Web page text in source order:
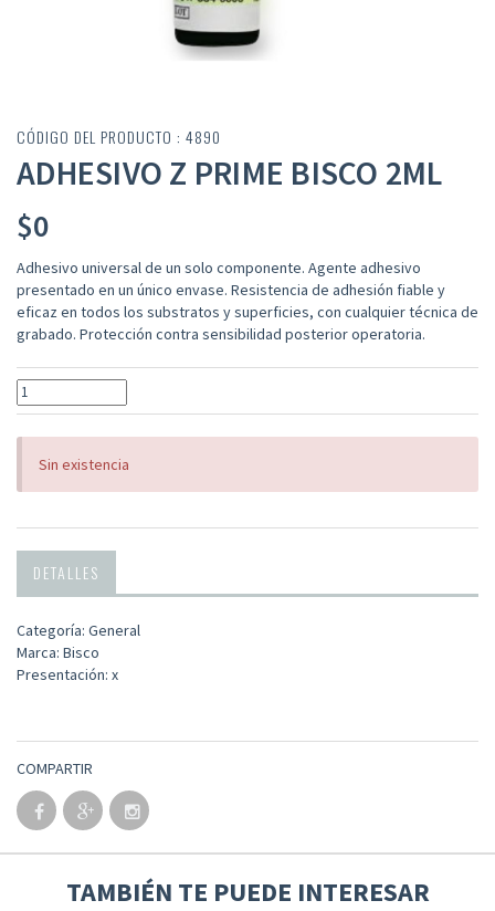
CÓDIGO DEL PRODUCTO : 4890
ADHESIVO Z PRIME BISCO 2ML
$0
Adhesivo universal de un solo componente. Agente adhesivo
presentado en un único envase. Resistencia de adhesión fiable y
eficaz en todos los substratos y superficies, con cualquier técnica de
grabado. Protección contra sensibilidad posterior operatoria.
Sin existencia
DETALLES
Categoría: General
Marca: Bisco
Presentación: x
COMPARTIR
TAMBIÉN TE PUEDE INTERESAR